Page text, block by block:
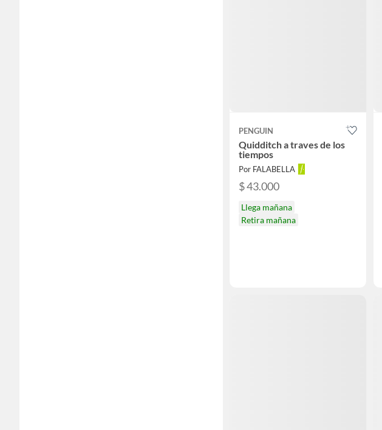
PENGUIN
Quidditch a traves de los
tiempos
Por FALABELLA
$ 43.000
Llega mañana
Retira mañana